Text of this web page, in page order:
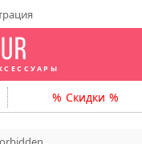
Скидки